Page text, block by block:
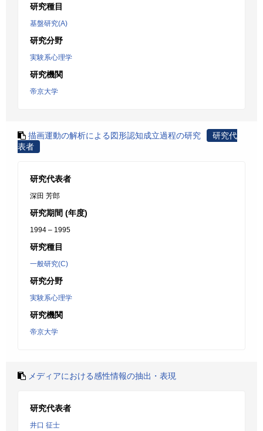
研究種目
基盤研究(A)
研究分野
実験系心理学
研究機関
帝京大学
描画運動の解析による図形認知成立過程の研究
研究代
表者
研究代表者
深田 芳郎
研究期間 (年度)
1994 – 1995
研究種目
一般研究(C)
研究分野
実験系心理学
研究機関
帝京大学
メディアにおける感性情報の抽出・表現
研究代表者
井口 征士